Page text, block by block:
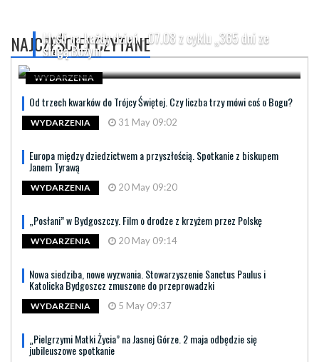
NAJCZĘŚCIEJ CZYTANE
Myśli na każdy dzień - 07.08 z cyklu „365 dni ze
sługą Bożym
WYDARZENIA
Od trzech kwarków do Trójcy Świętej. Czy liczba trzy mówi coś o Bogu?
WYDARZENIA 31 May 09:02
Europa między dziedzictwem a przyszłością. Spotkanie z biskupem
Janem Tyrawą
WYDARZENIA 20 May 09:20
„Posłani” w Bydgoszczy. Film o drodze z krzyżem przez Polskę
WYDARZENIA 20 May 09:14
Nowa siedziba, nowe wyzwania. Stowarzyszenie Sanctus Paulus i
Katolicka Bydgoszcz zmuszone do przeprowadzki
WYDARZENIA 5 May 09:37
„Pielgrzymi Matki Życia” na Jasnej Górze. 2 maja odbędzie się
jubileuszowe spotkanie